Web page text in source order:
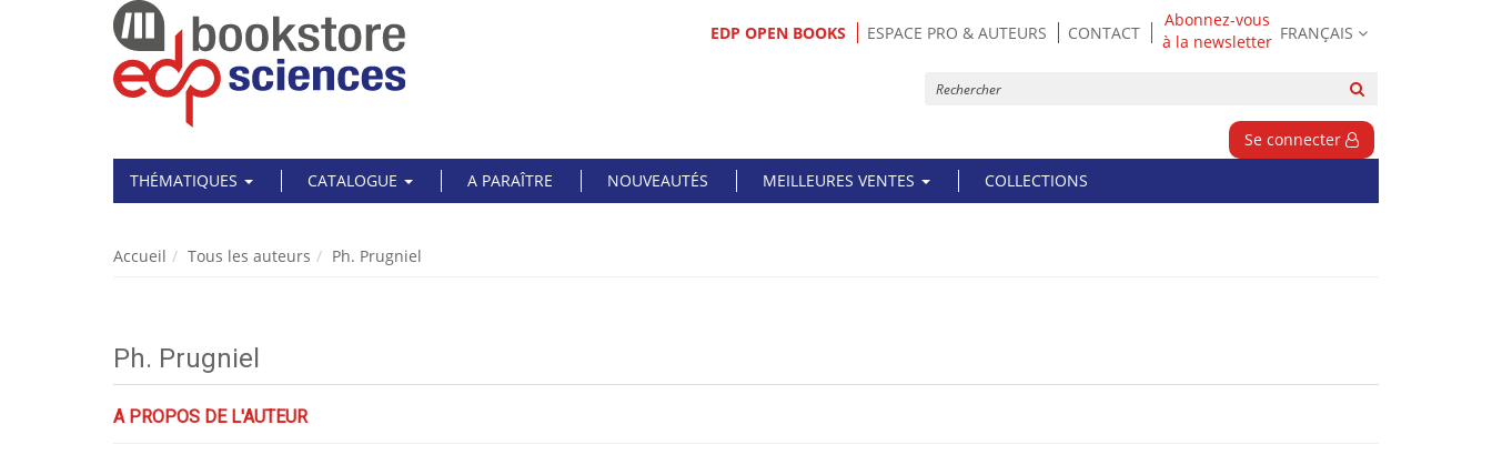
EDP OPEN BOOKS ESPACE PRO & AUTEURS CONTACT
Abonnez-vous
à la newsletter FRANÇAIS
Se connecter
THÉMATIQUES
CATALOGUE A PARAÎTRE NOUVEAUTÉS MEILLEURES VENTES COLLECTIONS
Accueil Tous les auteurs Ph. Prugniel
Ph. Prugniel
A PROPOS DE L'AUTEUR